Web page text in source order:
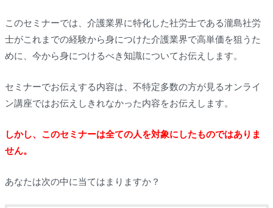
このセミナーでは、介護業界に特化した社労士である瀧島社労
士がこれまでの経験から身につけた介護業界で高単価を狙うた
めに、今から身につけるべき知識についてお伝えします。
セミナーでお伝えする内容は、不特定多数の方が見るオンライ
ン講座ではお伝えしきれなかった内容をお伝えします。
しかし、このセミナーは全ての人を対象にしたものではありま
せん。
あなたは次の中に当てはまりますか？